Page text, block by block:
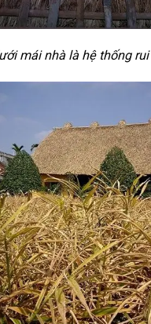
mái nhà là hệ thống